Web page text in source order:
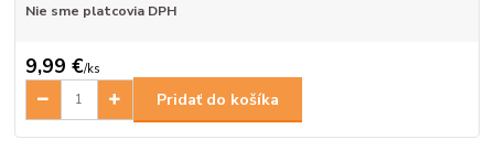
Nie sme platcovia DPH
9,99 €/ks
Pridať do košíka